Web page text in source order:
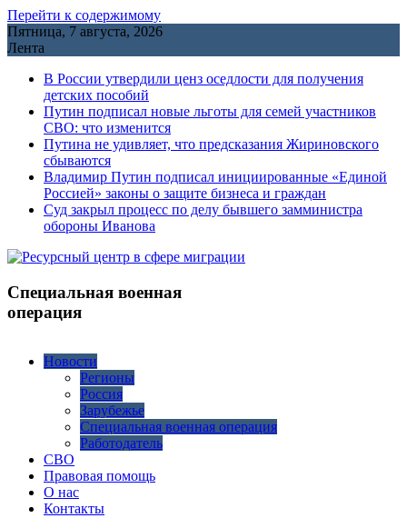
Перейти к содержимому
Пятница, 7 августа, 2026
Лента
В России утвердили ценз оседлости для получения
детских пособий
Путин подписал новые льготы для семей участников
СВО: что изменится
Путина не удивляет, что предсказания Жириновского
сбываются
Владимир Путин подписал инициированные «Единой
Россией» законы о защите бизнеса и граждан
Cуд закрыл процесс по делу бывшего замминистра
обороны Иванова
Специальная военная
операция
Новости
Регионы
Россия
Зарубежье
Специальная военная операция
Работодатель
СВО
Правовая помощь
О нас
Контакты